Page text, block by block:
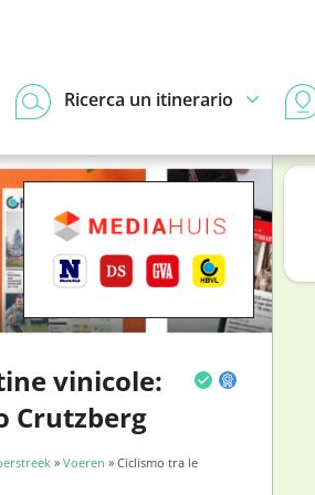
Ricerca un itinerario
vinicole:
Crutzberg
» Voeren » Ciclismo tra le